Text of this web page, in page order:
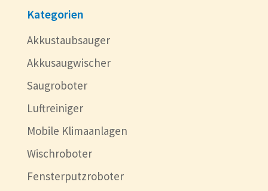
Kategorien
Akkustaubsauger
Akkusaugwischer
Saugroboter
Luftreiniger
Mobile Klimaanlagen
Wischroboter
Fensterputzroboter